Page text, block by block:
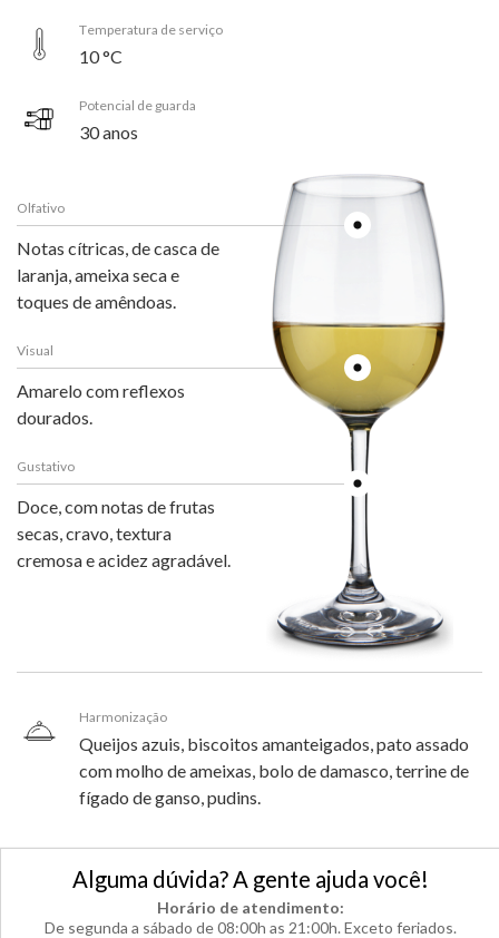
Temperatura de serviço
10 °C
Potencial de guarda
30 anos
Olfativo
Notas cítricas, de casca de
laranja, ameixa seca e
toques de amêndoas.
Visual
Amarelo com reflexos
dourados.
Gustativo
Doce, com notas de frutas
secas, cravo, textura
cremosa e acidez agradável.
Harmonização
Queijos azuis, biscoitos amanteigados, pato assado
com molho de ameixas, bolo de damasco, terrine de
fígado de ganso, pudins.
Alguma dúvida? A gente ajuda você!
Horário de atendimento:
De segunda a sábado de 08:00h as 21:00h. Exceto feriados.